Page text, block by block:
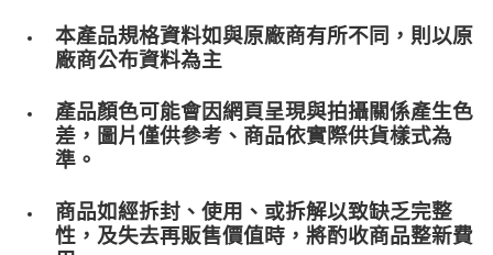
本產品規格資料如與原廠商有所不同，則以原
廠商公布資料為主
產品顏色可能會因網頁呈現與拍攝關係產生色
差，圖片僅供參考、商品依實際供貨樣式為
準。
商品如經拆封、使用、或拆解以致缺乏完整
性，及失去再販售價值時，將酌收商品整﻿新費